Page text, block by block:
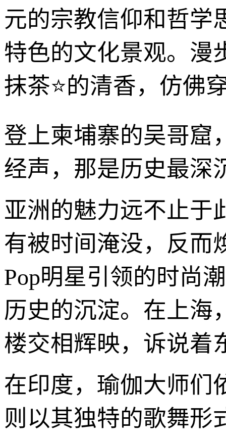
元的宗教信仰和哲学
特色的文化景观。漫
抹茶⭐的清香，仿佛
登上柬埔寨的吴哥窟
经声，那是历史最深
亚洲的魅力远不止于
有被时间淹没，反而
Pop明星引领的时尚
历史的沉淀。在上海
楼交相辉映，诉说着
在印度，瑜伽大师们
则以其独特的歌舞形